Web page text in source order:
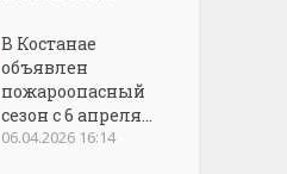
В Костанае
объявлен
пожароопасный
сезон с 6 апреля...
06.04.2026 16:14